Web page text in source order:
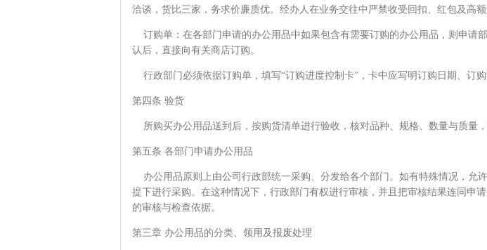
洽谈，货比三家，务求价廉质优。经办人在业务交往中严禁收受回扣、红包及高
订购单：在各部门申请的办公用品中如果包含有需要订购的办公用品，则申请
认后，直接向有关商店订购。
行政部门必须依据订购单，填写“订购进度控制卡”，卡中应写明订购日期、订
第四条 验货
所购买办公用品送到后，按购货清单进行验收，核对品种、规格、数量与质量，
第五条 各部门申请办公用品
办公用品原则上由公司行政部统一采购、分发给各个部门。如有特殊情况，允
提下进行采购。在这种情况下，行政部门有权进行审核，并且把审核结果连同申
的审核与检查依据。
第三章 办公用品的分类、领用及报废处理